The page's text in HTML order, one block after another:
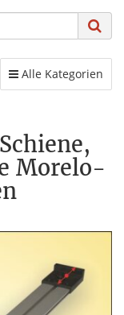
Toggle navigation
Alle Kategorien
Morelo-